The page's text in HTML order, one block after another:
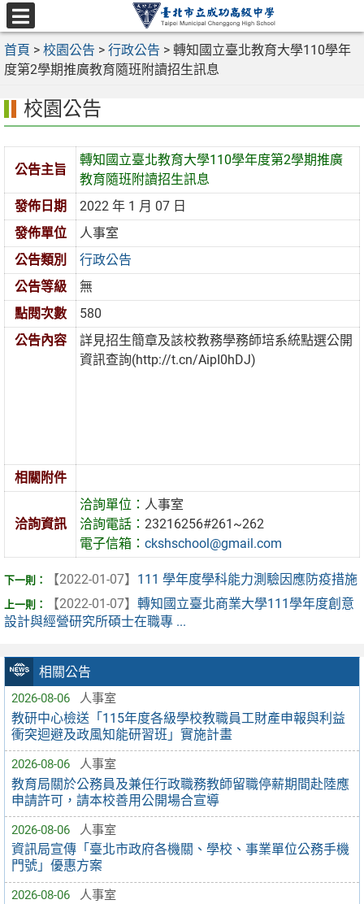
跳
至
主
要
區
選
單
首頁 > 校園公告 > 行政公告 > 轉知國立臺北教育大學110學年
度第2學期推廣教育隨班附讀招生訊息
相關公告
2026-08-06 人事室
教研中心檢送「115年度各級學校教職員工財產申報與利益
衝突迴避及政風知能研習班」實施計畫
2026-08-06 人事室
教育局關於公務員及兼任行政職務教師留職停薪期間赴陸應
申請許可，請本校善用公開場合宣導
2026-08-06 人事室
資訊局宣傳「臺北市政府各機關、學校、事業單位公務手機
門號」優惠方案
2026-08-06 人事室
校園公告
公告主旨
轉知國立臺北教育大學110學年度第2學期推廣
教育隨班附讀招生訊息
發佈日期
2022 年 1 月 07 日
發佈單位
人事室
公告類別
行政公告
公告等級
無
點閱次數
580
公告內容
詳見招生簡章及該校教務學務師培系統點選公開
資訊查詢(http://t.cn/AipI0hDJ)
相關附件
洽詢資訊
洽詢單位： 人事室
洽詢電話：23216256#261~262
電子信箱：ckshschool@gmail.com
【2022-01-07】 111 學年度學科能力測驗因應防疫措施
【2022-01-07】 轉知國立臺北商業大學111學年度創意
設計與經營研究所碩士在職專 ...